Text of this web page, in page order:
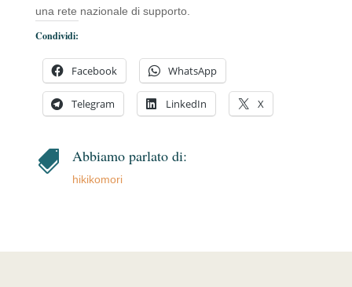
una rete nazionale di supporto.
Condividi:
Facebook WhatsApp
Telegram LinkedIn X
 Abbiamo parlato di:
hikikomori